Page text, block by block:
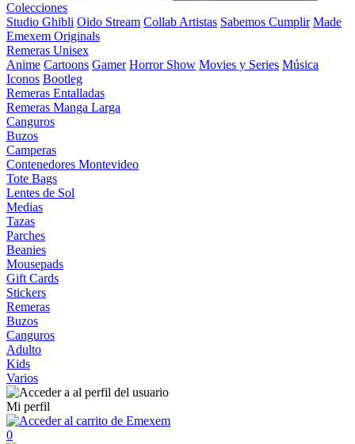
Colecciones
Studio Ghibli Oido Stream Collab Artistas Sabemos Cumplir Made
Emexem Originals
Remeras Unisex
Anime Cartoons Gamer Horror Show Movies y Series Música
Iconos Bootleg
Remeras Entalladas
Remeras Manga Larga
Canguros
Buzos
Camperas
Contenedores Montevideo
Tote Bags
Lentes de Sol
Medias
Tazas
Parches
Beanies
Mousepads
Gift Cards
Stickers
Remeras
Buzos
Canguros
Adulto
Kids
Varios
Mi perfil
0